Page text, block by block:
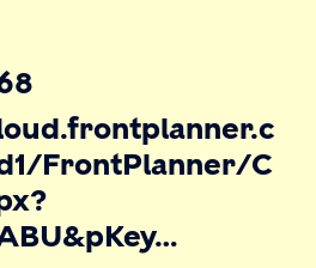
FrontPlanner/C